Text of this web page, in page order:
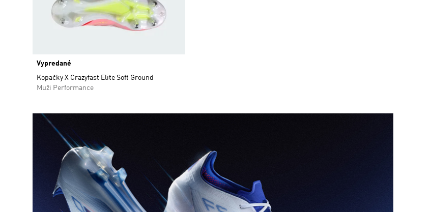
Vypredané
Kopačky X Crazyfast Elite Soft Ground
Muži Performance